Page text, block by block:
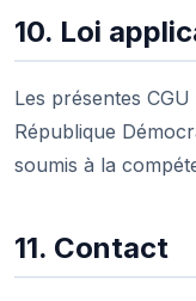
10. Loi
Les présentes
République
soumis à la
11. Contact